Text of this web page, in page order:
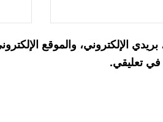
الإلكتروني، والموقع
في تعليقي.